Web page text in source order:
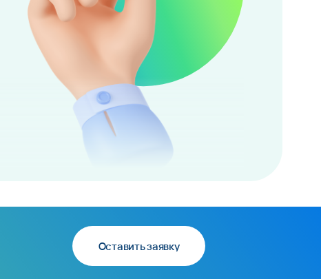
Оставить заявку